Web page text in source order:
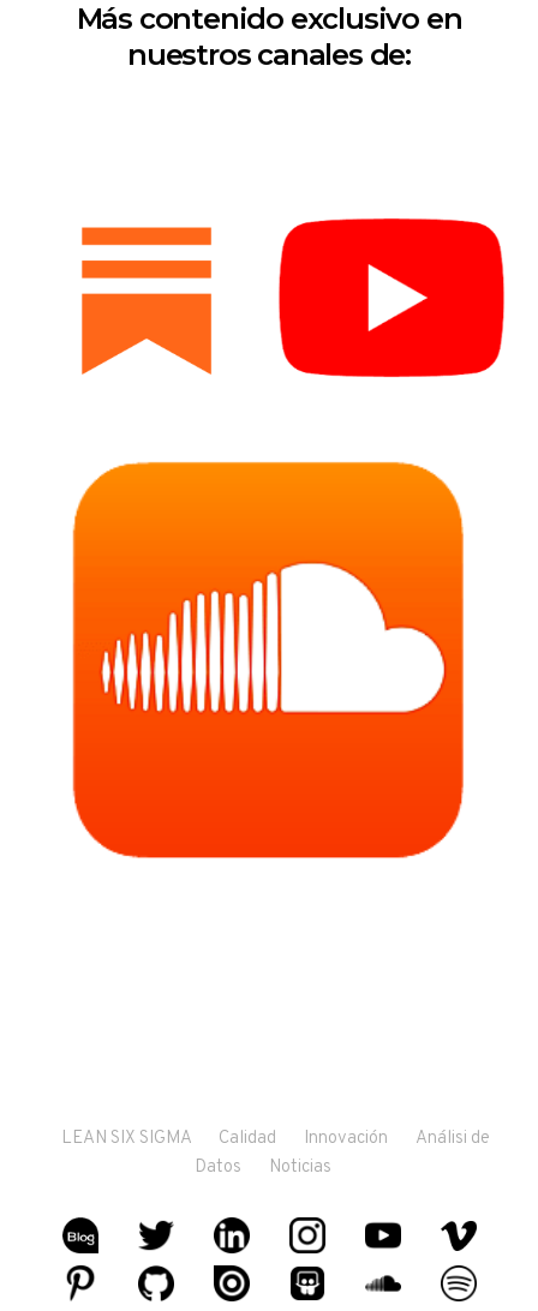
Más contenido exclusivo en
nuestros canales de:
LEAN SIX SIGMA Calidad Innovación
Análisi de
Datos
Noticias